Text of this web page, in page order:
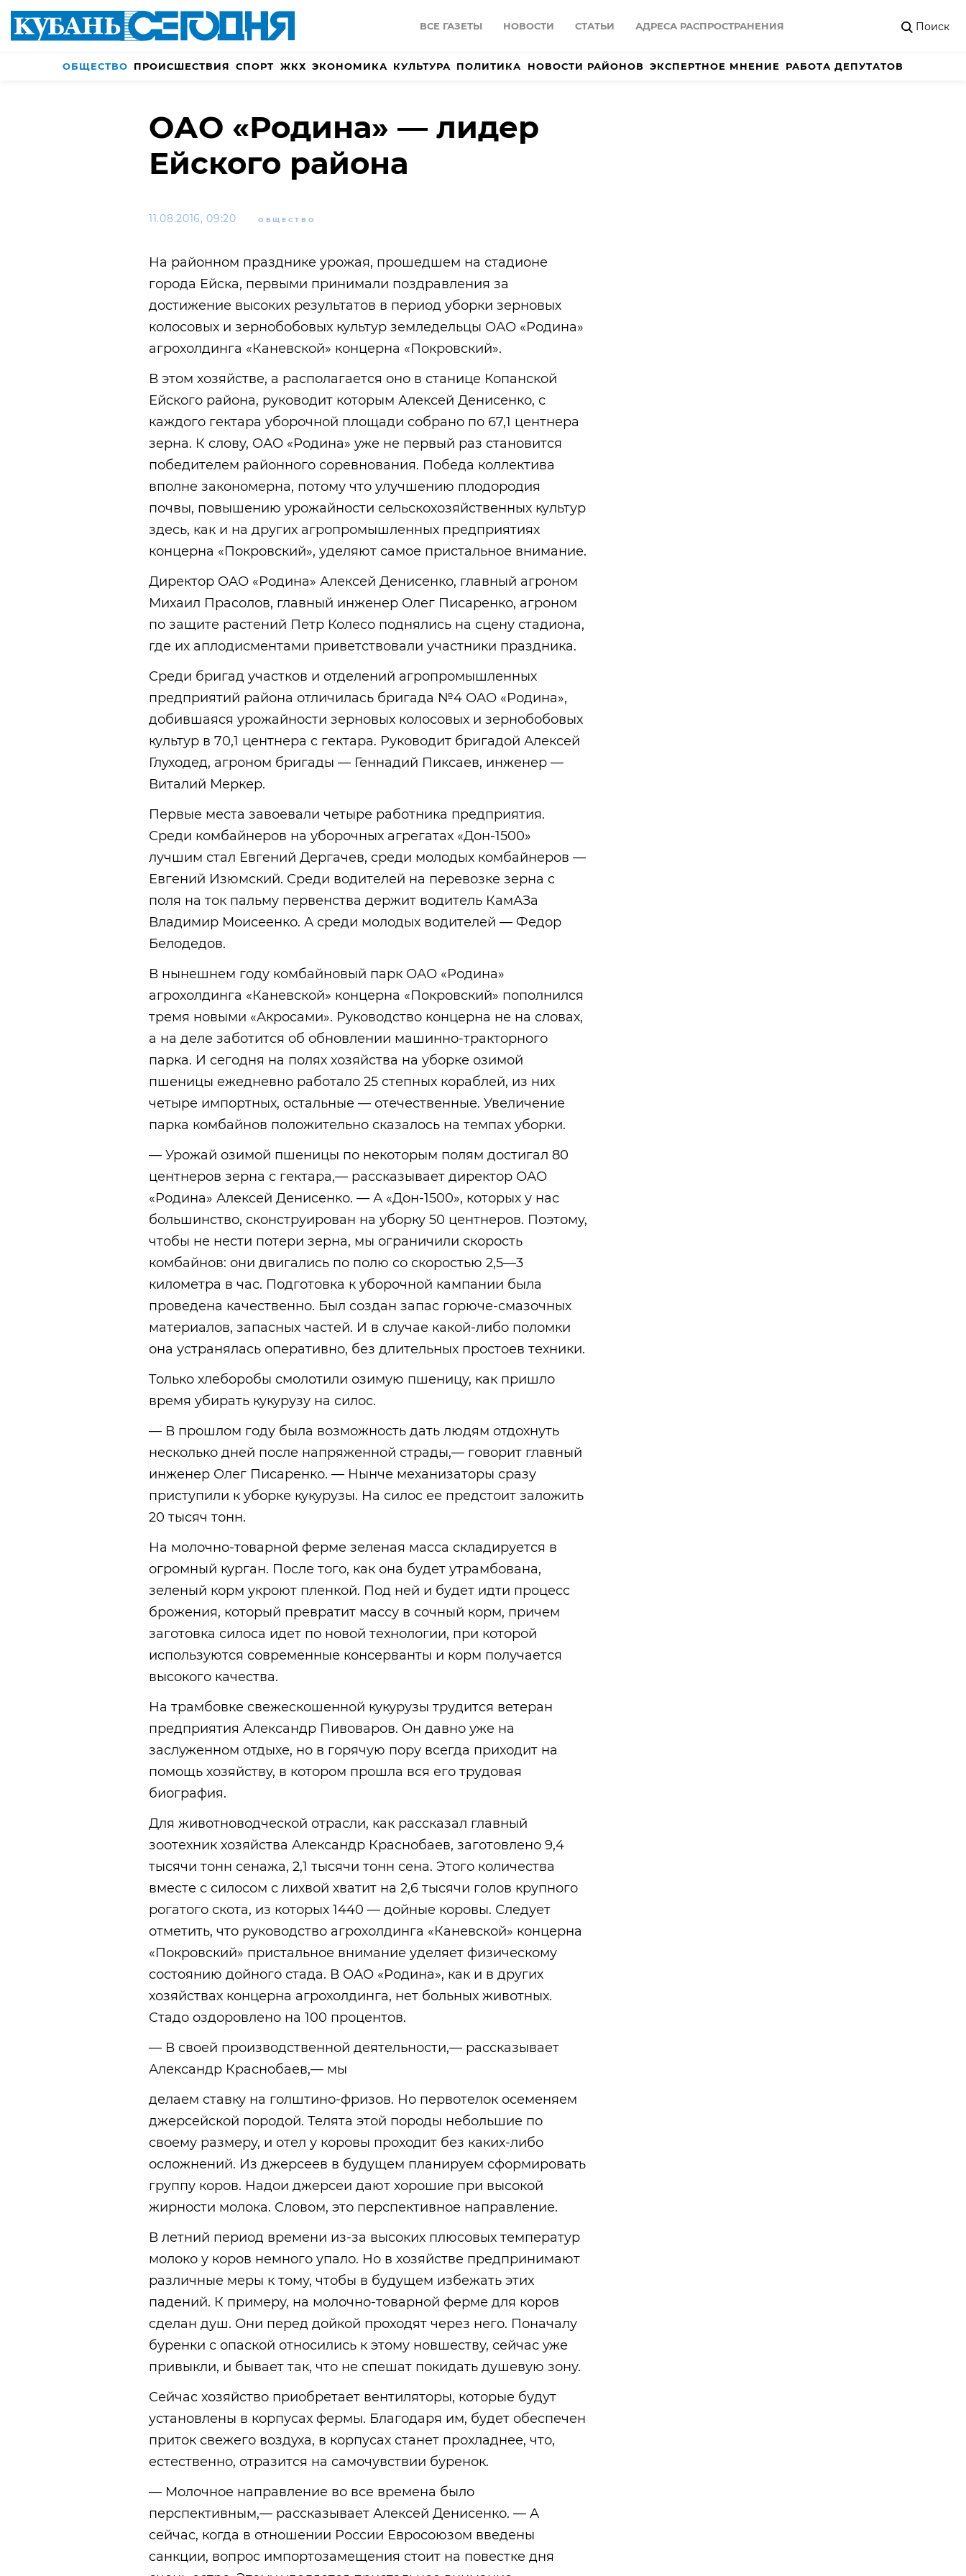
ВСЕ ГАЗЕТЫ НОВОСТИ СТАТЬИ АДРЕСА РАСПРОСТРАНЕНИЯ Поиск
ОБЩЕСТВО ПРОИСШЕСТВИЯ СПОРТ ЖКХ ЭКОНОМИКА КУЛЬТУРА ПОЛИТИКА НОВОСТИ РАЙОНОВ ЭКСПЕРТНОЕ МНЕНИЕ РАБОТА ДЕПУТАТОВ
ОАО «Родина» — лидер
Ейского района
11.08.2016, 09:20 ОБЩЕСТВО
На районном празднике урожая, прошедшем на стадионе
города Ейска, первыми принимали поздравления за
достижение высоких результатов в период уборки зерновых
колосовых и зернобобовых культур земледельцы ОАО «Родина»
агрохолдинга «Каневской» концерна «Покровский».
В этом хозяйстве, а располагается оно в станице Копанской
Ейского района, руководит которым Алексей Денисенко, с
каждого гектара уборочной площади собрано по 67,1 центнера
зерна. К слову, ОАО «Родина» уже не первый раз становится
победителем районного соревнования. Победа коллектива
вполне закономерна, потому что улучшению плодородия
почвы, повышению урожайности сельскохозяйственных культур
здесь, как и на других агропромышленных предприятиях
концерна «Покровский», уделяют самое пристальное внимание.
Директор ОАО «Родина» Алексей Денисенко, главный агроном
Михаил Прасолов, главный инженер Олег Писаренко, агроном
по защите растений Петр Колесо поднялись на сцену стадиона,
где их аплодисментами приветствовали участники праздника.
Среди бригад участков и отделений агропромышленных
предприятий района отличилась бригада №4 ОАО «Родина»,
добившаяся урожайности зерновых колосовых и зернобобовых
культур в 70,1 центнера с гектара. Руководит бригадой Алексей
Глуходед, агроном бригады — Геннадий Пиксаев, инженер —
Виталий Меркер.
Первые места завоевали четыре работника предприятия.
Среди комбайнеров на уборочных агрегатах «Дон-1500»
лучшим стал Евгений Дергачев, среди молодых комбайнеров —
Евгений Изюмский. Среди водителей на перевозке зерна с
поля на ток пальму первенства держит водитель КамАЗа
Владимир Моисеенко. А среди молодых водителей — Федор
Белодедов.
В нынешнем году комбайновый парк ОАО «Родина»
агрохолдинга «Каневской» концерна «Покровский» пополнился
тремя новыми «Акросами». Руководство концерна не на словах,
а на деле заботится об обновлении машинно-тракторного
парка. И сегодня на полях хозяйства на уборке озимой
пшеницы ежедневно работало 25 степных кораблей, из них
четыре импортных, остальные — отечественные. Увеличение
парка комбайнов положительно сказалось на темпах уборки.
— Урожай озимой пшеницы по некоторым полям достигал 80
центнеров зерна с гектара,— рассказывает директор ОАО
«Родина» Алексей Денисенко. — А «Дон-1500», которых у нас
большинство, сконструирован на уборку 50 центнеров. Поэтому,
чтобы не нести потери зерна, мы ограничили скорость
комбайнов: они двигались по полю со скоростью 2,5—3
километра в час. Подготовка к уборочной кампании была
проведена качественно. Был создан запас горюче-смазочных
материалов, запасных частей. И в случае какой-либо поломки
она устранялась оперативно, без длительных простоев техники.
Только хлеборобы смолотили озимую пшеницу, как пришло
время убирать кукурузу на силос.
— В прошлом году была возможность дать людям отдохнуть
несколько дней после напряженной страды,— говорит главный
инженер Олег Писаренко. — Нынче механизаторы сразу
приступили к уборке кукурузы. На силос ее предстоит заложить
20 тысяч тонн.
На молочно-товарной ферме зеленая масса складируется в
огромный курган. После того, как она будет утрамбована,
зеленый корм укроют пленкой. Под ней и будет идти процесс
брожения, который превратит массу в сочный корм, причем
заготовка силоса идет по новой технологии, при которой
используются современные консерванты и корм получается
высокого качества.
На трамбовке свежескошенной кукурузы трудится ветеран
предприятия Александр Пивоваров. Он давно уже на
заслуженном отдыхе, но в горячую пору всегда приходит на
помощь хозяйству, в котором прошла вся его трудовая
биография.
Для животноводческой отрасли, как рассказал главный
зоотехник хозяйства Александр Краснобаев, заготовлено 9,4
тысячи тонн сенажа, 2,1 тысячи тонн сена. Этого количества
вместе с силосом с лихвой хватит на 2,6 тысячи голов крупного
рогатого скота, из которых 1440 — дойные коровы. Следует
отметить, что руководство агрохолдинга «Каневской» концерна
«Покровский» пристальное внимание уделяет физическому
состоянию дойного стада. В ОАО «Родина», как и в других
хозяйствах концерна агрохолдинга, нет больных животных.
Стадо оздоровлено на 100 процентов.
— В своей производственной деятельности,— рассказывает
Александр Краснобаев,— мы
делаем ставку на голштино-фризов. Но первотелок осеменяем
джерсейской породой. Телята этой породы небольшие по
своему размеру, и отел у коровы проходит без каких-либо
осложнений. Из джерсеев в будущем планируем сформировать
группу коров. Надои джерсеи дают хорошие при высокой
жирности молока. Словом, это перспективное направление.
В летний период времени из-за высоких плюсовых температур
молоко у коров немного упало. Но в хозяйстве предпринимают
различные меры к тому, чтобы в будущем избежать этих
падений. К примеру, на молочно-товарной ферме для коров
сделан душ. Они перед дойкой проходят через него. Поначалу
буренки с опаской относились к этому новшеству, сейчас уже
привыкли, и бывает так, что не спешат покидать душевую зону.
Сейчас хозяйство приобретает вентиляторы, которые будут
установлены в корпусах фермы. Благодаря им, будет обеспечен
приток свежего воздуха, в корпусах станет прохладнее, что,
естественно, отразится на самочувствии буренок.
— Молочное направление во все времена было
перспективным,— рассказывает Алексей Денисенко. — А
сейчас, когда в отношении России Евросоюзом введены
санкции, вопрос импортозамещения стоит на повестке дня